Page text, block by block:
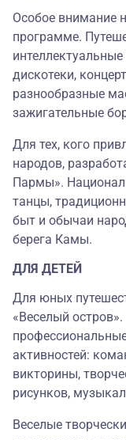
Особое внимание
программе.
дискотеки,
разнообразные
зажигательные
Для тех, кого
народов,
Пармы».
танцы,
быт и обычаи
берега Камы.
ДЛЯ ДЕТЕЙ
Для юных
«Веселый
активностей:
викторины,
рисунков,
Веселые